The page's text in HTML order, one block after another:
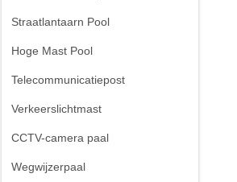
Straatlantaarn Pool
Hoge Mast Pool
Telecommunicatiepost
Verkeerslichtmast
CCTV-camera paal
Wegwijzerpaal